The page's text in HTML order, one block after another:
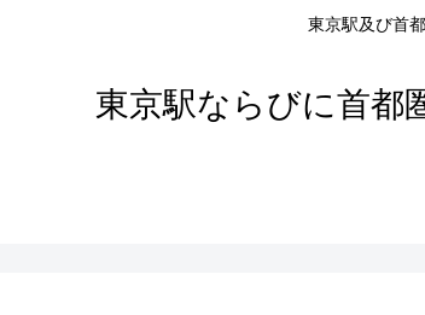
東京駅及び首
東京駅ならびに首都